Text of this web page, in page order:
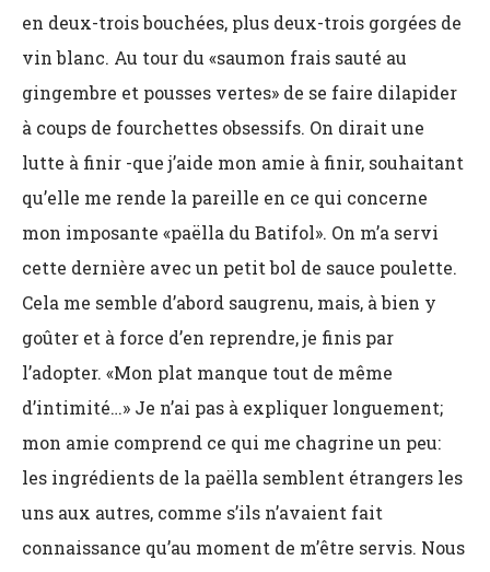
en deux-trois bouchées, plus deux-trois gorgées de
vin blanc. Au tour du «saumon frais sauté au
gingembre et pousses vertes» de se faire dilapider
à coups de fourchettes obsessifs. On dirait une
lutte à finir -que j’aide mon amie à finir, souhaitant
qu’elle me rende la pareille en ce qui concerne
mon imposante «paëlla du Batifol». On m’a servi
cette dernière avec un petit bol de sauce poulette.
Cela me semble d’abord saugrenu, mais, à bien y
goûter et à force d’en reprendre, je finis par
l’adopter. «Mon plat manque tout de même
d’intimité…» Je n’ai pas à expliquer longuement;
mon amie comprend ce qui me chagrine un peu:
les ingrédients de la paëlla semblent étrangers les
uns aux autres, comme s’ils n’avaient fait
connaissance qu’au moment de m’être servis. Nous